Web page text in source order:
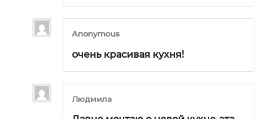
Anonymous
очень красивая кухня!
Людмила